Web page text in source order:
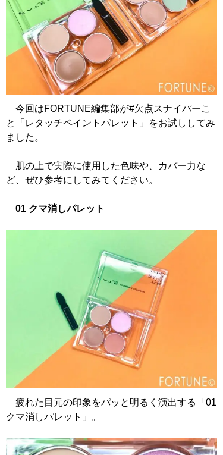
今回はFORTUNE編集部が#欠点スナイパーこ
と「レタッチペイントパレット」をお試ししてみ
ました。
肌の上で実際に使用した色味や、カバー力な
ど、ぜひ参考にしてみてください。
01 クマ消しパレット
疲れた目元の印象をパッと明るく演出する「01
クマ消しパレット」。